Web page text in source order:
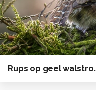
Rups op geel walstro.